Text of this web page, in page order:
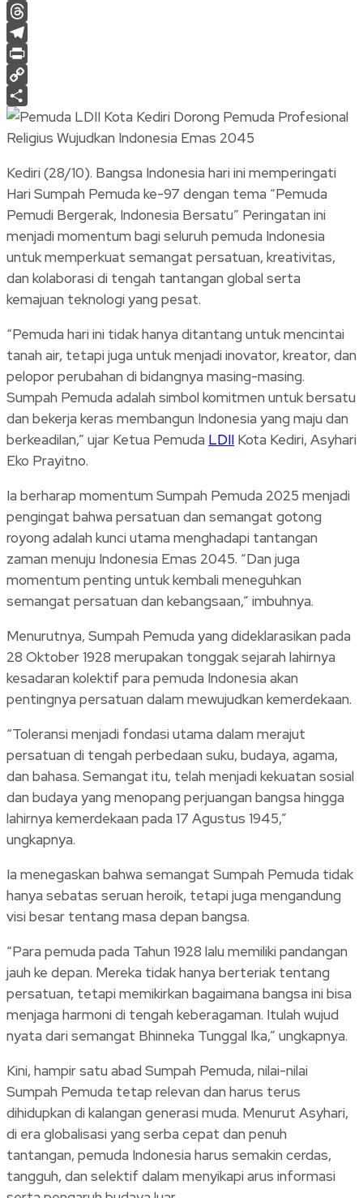
X
Threads
Telegram
Print
Copy
Link
Share
Kediri (28/10). Bangsa Indonesia hari ini memperingati
Hari Sumpah Pemuda ke-97 dengan tema “Pemuda
Pemudi Bergerak, Indonesia Bersatu” Peringatan ini
menjadi momentum bagi seluruh pemuda Indonesia
untuk memperkuat semangat persatuan, kreativitas,
dan kolaborasi di tengah tantangan global serta
kemajuan teknologi yang pesat.
“Pemuda hari ini tidak hanya ditantang untuk mencintai
tanah air, tetapi juga untuk menjadi inovator, kreator, dan
pelopor perubahan di bidangnya masing-masing.
Sumpah Pemuda adalah simbol komitmen untuk bersatu
dan bekerja keras membangun Indonesia yang maju dan
berkeadilan,” ujar Ketua Pemuda LDII Kota Kediri, Asyhari
Eko Prayitno.
Ia berharap momentum Sumpah Pemuda 2025 menjadi
pengingat bahwa persatuan dan semangat gotong
royong adalah kunci utama menghadapi tantangan
zaman menuju Indonesia Emas 2045. “Dan juga
momentum penting untuk kembali meneguhkan
semangat persatuan dan kebangsaan,” imbuhnya.
Menurutnya, Sumpah Pemuda yang dideklarasikan pada
28 Oktober 1928 merupakan tonggak sejarah lahirnya
kesadaran kolektif para pemuda Indonesia akan
pentingnya persatuan dalam mewujudkan kemerdekaan.
“Toleransi menjadi fondasi utama dalam merajut
persatuan di tengah perbedaan suku, budaya, agama,
dan bahasa. Semangat itu, telah menjadi kekuatan sosial
dan budaya yang menopang perjuangan bangsa hingga
lahirnya kemerdekaan pada 17 Agustus 1945,”
ungkapnya.
Ia menegaskan bahwa semangat Sumpah Pemuda tidak
hanya sebatas seruan heroik, tetapi juga mengandung
visi besar tentang masa depan bangsa.
“Para pemuda pada Tahun 1928 lalu memiliki pandangan
jauh ke depan. Mereka tidak hanya berteriak tentang
persatuan, tetapi memikirkan bagaimana bangsa ini bisa
menjaga harmoni di tengah keberagaman. Itulah wujud
nyata dari semangat Bhinneka Tunggal Ika,” ungkapnya.
Kini, hampir satu abad Sumpah Pemuda, nilai-nilai
Sumpah Pemuda tetap relevan dan harus terus
dihidupkan di kalangan generasi muda. Menurut Asyhari,
di era globalisasi yang serba cepat dan penuh
tantangan, pemuda Indonesia harus semakin cerdas,
tangguh, dan selektif dalam menyikapi arus informasi